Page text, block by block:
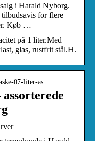
i Harald Nyborg.
for flere
Køb …
på 1 liter.Med
glas, rustfrit stål.H.
07-liter-as…